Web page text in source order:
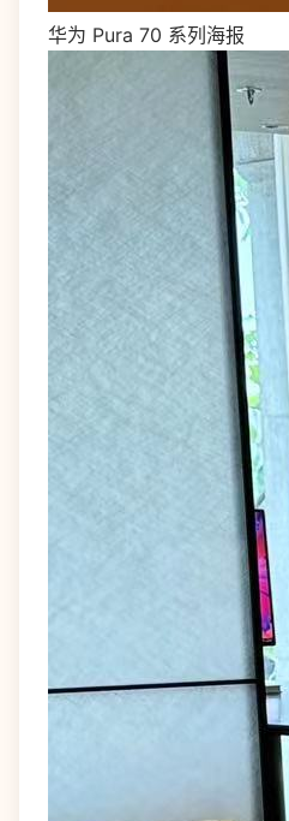
华为 Pura 70 系列海报